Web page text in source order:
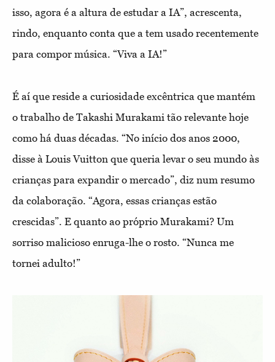
isso, agora é a altura de estudar a IA”, acrescenta,
rindo, enquanto conta que a tem usado recentemente
para compor música. “Viva a IA!”
É aí que reside a curiosidade excêntrica que mantém
o trabalho de Takashi Murakami tão relevante hoje
como há duas décadas. “No início dos anos 2000,
disse à Louis Vuitton que queria levar o seu mundo às
crianças para expandir o mercado”, diz num resumo
da colaboração. “Agora, essas crianças estão
crescidas”. E quanto ao próprio Murakami? Um
sorriso malicioso enruga-lhe o rosto. “Nunca me
tornei adulto!”